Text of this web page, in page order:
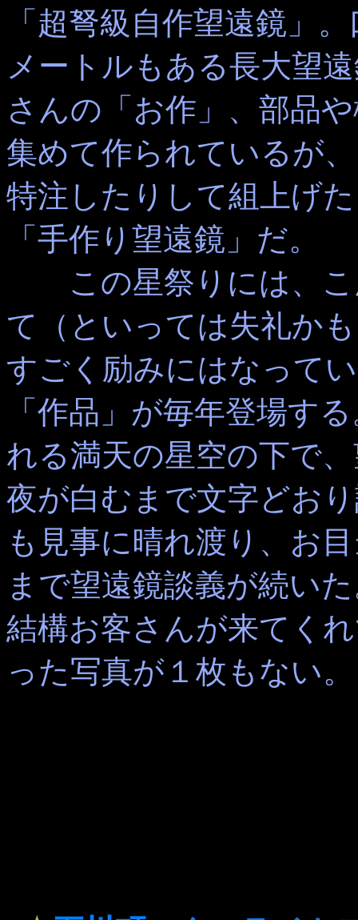
「超弩級自作望遠鏡」
メートルもある長大望
さんの「お作」、部品
集めて作られているが
特注したりして組上げ
「手作り望遠鏡」だ。
この星祭りには、こ
て（といっては失礼か
すごく励みにはなって
「作品」が毎年登場す
れる満天の星空の下で
夜が白むまで文字どお
も見事に晴れ渡り、お
まで望遠鏡談義が続い
結構お客さんが来てく
った写真が１枚もない。